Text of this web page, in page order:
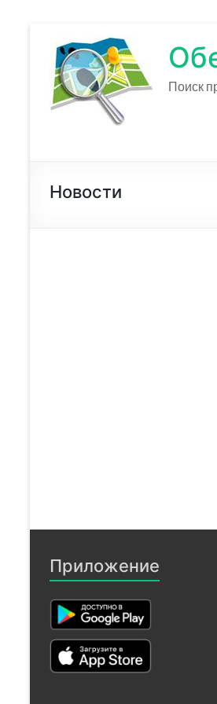
Поиск
Новости
Приложение